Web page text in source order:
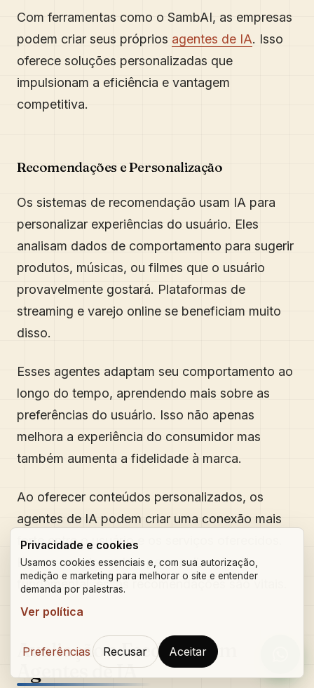
Com ferramentas como o SambAI, as empresas
podem criar seus próprios agentes de IA. Isso
oferece soluções personalizadas que
impulsionam a eficiência e vantagem
competitiva.
Recomendações e Personalização
Os sistemas de recomendação usam IA para
personalizar experiências do usuário. Eles
analisam dados de comportamento para sugerir
produtos, músicas, ou filmes que o usuário
provavelmente gostará. Plataformas de
streaming e varejo online se beneficiam muito
disso.
Esses agentes adaptam seu comportamento ao
longo do tempo, aprendendo mais sobre as
preferências do usuário. Isso não apenas
melhora a experiência do consumidor mas
também aumenta a fidelidade à marca.
Ao oferecer conteúdos personalizados, os
agentes de IA podem criar uma conexão mais
forte entre o usuário e os serviços oferecidos.
Em um mundo onde a personalização é
fundamental, essas recomendações são vitais.
Avaliação e Feedback em
Agentes de IA
Privacidade e cookies
Usamos cookies essenciais e, com sua autorização,
medição e marketing para melhorar o site e entender
demanda por palestras.
Ver política
Preferências Recusar Aceitar